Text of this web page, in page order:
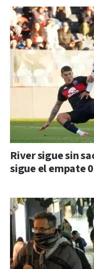
River sigue sin
sigue el empate